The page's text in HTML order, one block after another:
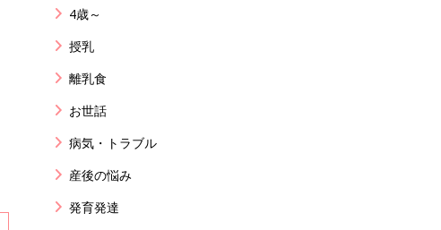
4歳～
授乳
離乳食
お世話
病気・トラブル
産後の悩み
発育発達